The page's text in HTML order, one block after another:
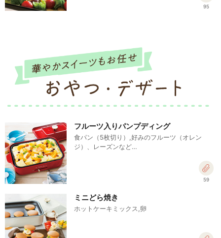
95
フルーツ入りパンプディング
食パン（5枚切り）,好みのフルーツ（オレン
ジ）、レーズンなど…
59
ミニどら焼き
ホットケーキミックス,卵